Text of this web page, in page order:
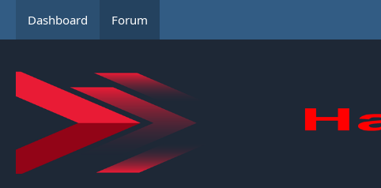
Dashboard Forum